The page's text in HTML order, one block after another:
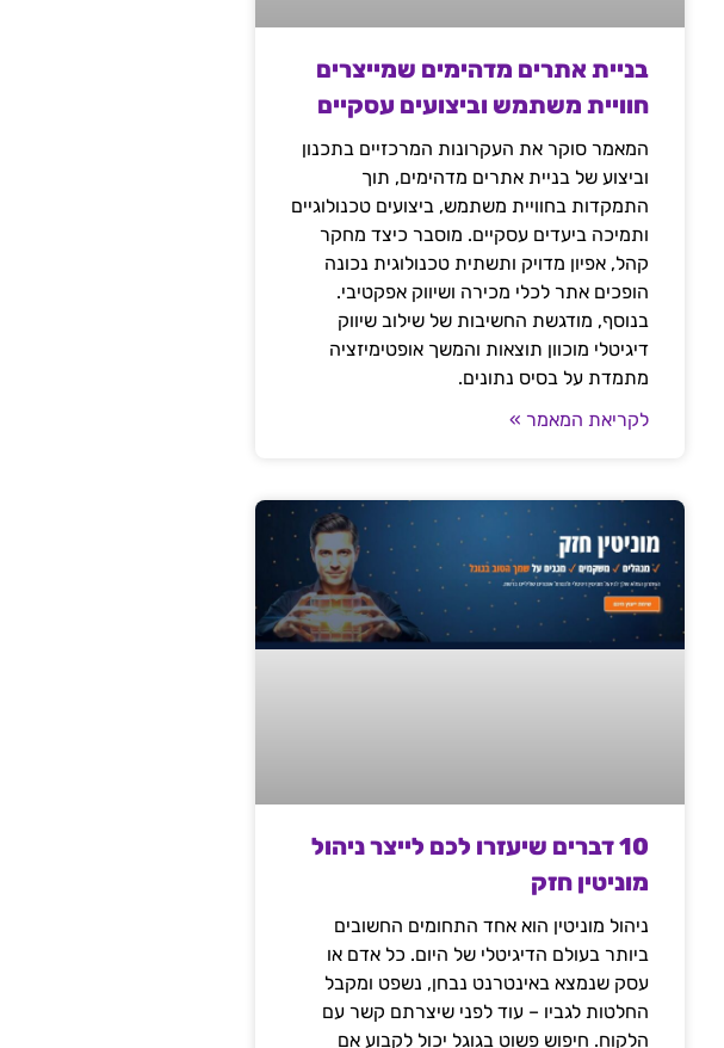
בניית אתרים מדהימים שמייצרים
חוויית משתמש וביצועים עסקיים
המאמר סוקר את העקרונות המרכזיים בתכנון
וביצוע של בניית אתרים מדהימים, תוך
התמקדות בחוויית משתמש, ביצועים טכנולוגיים
ותמיכה ביעדים עסקיים. מוסבר כיצד מחקר
קהל, אפיון מדויק ותשתית טכנולוגית נכונה
הופכים אתר לכלי מכירה ושיווק אפקטיבי.
בנוסף, מודגשת החשיבות של שילוב שיווק
דיגיטלי מוכוון תוצאות והמשך אופטימיזציה
מתמדת על בסיס נתונים.
לקריאת המאמר »
10 דברים שיעזרו לכם לייצר ניהול
מוניטין חזק
ניהול מוניטין הוא אחד התחומים החשובים
ביותר בעולם הדיגיטלי של היום. כל אדם או
עסק שנמצא באינטרנט נבחן, נשפט ומקבל
החלטות לגביו – עוד לפני שיצרתם קשר עם
הלקוח. חיפוש פשוט בגוגל יכול לקבוע אם